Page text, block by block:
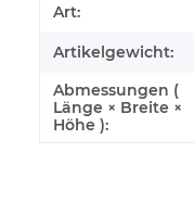
Art:
Artikelgewicht:
Abmessungen (
Länge × Breite ×
Höhe ):